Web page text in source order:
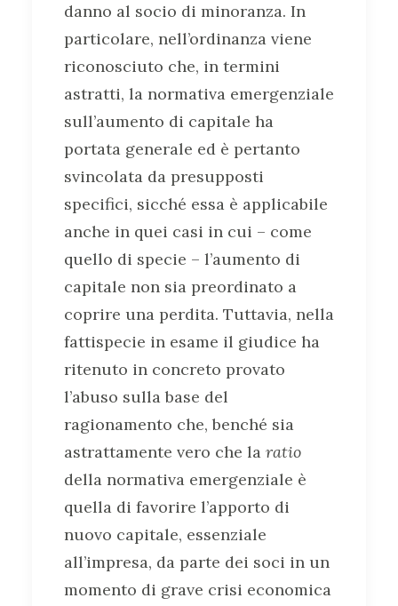
danno al socio di minoranza. In
particolare, nell’ordinanza viene
riconosciuto che, in termini
astratti, la normativa emergenziale
sull’aumento di capitale ha
portata generale ed è pertanto
svincolata da presupposti
specifici, sicché essa è applicabile
anche in quei casi in cui – come
quello di specie – l’aumento di
capitale non sia preordinato a
coprire una perdita. Tuttavia, nella
fattispecie in esame il giudice ha
ritenuto in concreto provato
l’abuso sulla base del
ragionamento che, benché sia
astrattamente vero che la ratio
della normativa emergenziale è
quella di favorire l’apporto di
nuovo capitale, essenziale
all’impresa, da parte dei soci in un
momento di grave crisi economica